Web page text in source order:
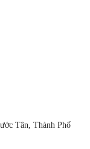
Tân, Thành Phố